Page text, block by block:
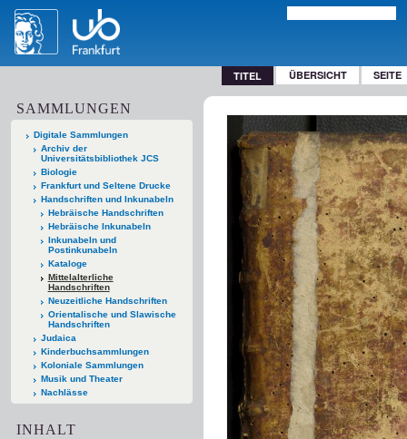
TITEL ÜBERSICHT SEITE
SAMMLUNGEN
Digitale Sammlungen
Archiv der
Universitätsbibliothek JCS
Biologie
Frankfurt und Seltene Drucke
Handschriften und Inkunabeln
Hebräische Handschriften
Hebräische Inkunabeln
Inkunabeln und
Postinkunabeln
Kataloge
Mittelalterliche
Handschriften
Neuzeitliche Handschriften
Orientalische und Slawische
Handschriften
Judaica
Kinderbuchsammlungen
Koloniale Sammlungen
Musik und Theater
Nachlässe
INHALT